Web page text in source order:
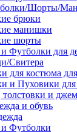
Шорты/
брюки
манишки
шорты
Футболки для
Свитера
для костюма
и Пуховики для
толстовки и
и обувь
Футболки